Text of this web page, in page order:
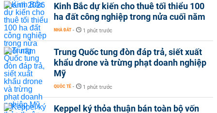
Kinh Bắc dự kiến cho thuê tối thiểu 100
ha đất công nghiệp trong nửa cuối năm
NHÀ ĐẤT - 1 phút trước
Trung Quốc tung đòn đáp trả, siết xuất
khẩu drone và trừng phạt doanh nghiệp
Mỹ
QUỐC TẾ - 1 phút trước
Keppel ký thỏa thuận bán toàn bộ vốn